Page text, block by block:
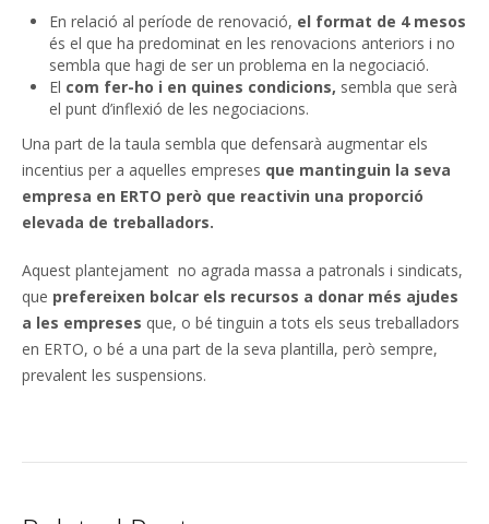
En relació al període de renovació, el format de 4 mesos
és el que ha predominat en les renovacions anteriors i no
sembla que hagi de ser un problema en la negociació.
El com fer-ho i en quines condicions, sembla que serà
el punt d’inflexió de les negociacions.
Una part de la taula sembla que defensarà augmentar els
incentius per a aquelles empreses que mantinguin la seva
empresa en ERTO però que reactivin una proporció
elevada de treballadors.
Aquest plantejament no agrada massa a patronals i sindicats,
que prefereixen bolcar els recursos a donar més ajudes
a les empreses que, o bé tinguin a tots els seus treballadors
en ERTO, o bé a una part de la seva plantilla, però sempre,
prevalent les suspensions.